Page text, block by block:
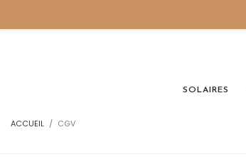
SOLAIRES
ACCUEIL CGV